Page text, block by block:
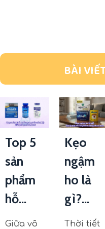
BÀI
Top 5
sản
phẩm
hỗ...
Giữa vô
Kẹo
ngậm
ho là
gì?...
Thời tiết